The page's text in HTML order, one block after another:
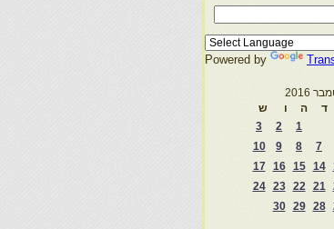
Powered by
2016
ד ה ו
ש
1
2
3
7
8
9
10
14
15
16
17
21
22
23
24
28
29
30